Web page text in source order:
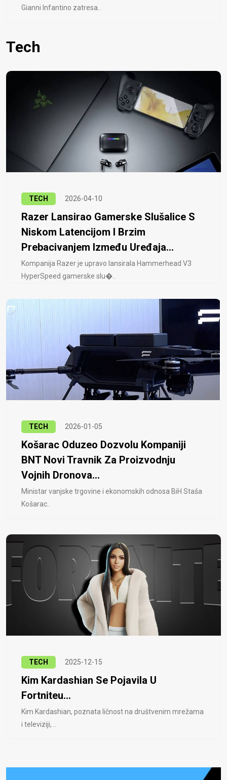
Gianni Infantino zatresa..
Tech
TECH 2026-04-10
Razer Lansirao Gamerske Slušalice S
Niskom Latencijom I Brzim
Prebacivanjem Između Uređaja...
Kompanija Razer je upravo lansirala Hammerhead V3
HyperSpeed ​​gamerske slu�..
TECH 2026-01-05
Košarac Oduzeo Dozvolu Kompaniji
BNT Novi Travnik Za Proizvodnju
Vojnih Dronova...
Ministar vanjske trgovine i ekonomskih odnosa BiH Staša
Košarac..
TECH 2025-12-15
Kim Kardashian Se Pojavila U
Fortniteu...
Kim Kardashian, poznata ličnost na društvenim mrežama
i televiziji, ..